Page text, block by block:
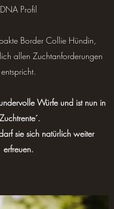
DNA Profil
Border Collie Hündin,
allen Zuchtanforderungen
entspricht.
Würfe und ist nun in
sie sich natürlich weiter
erfreuen.